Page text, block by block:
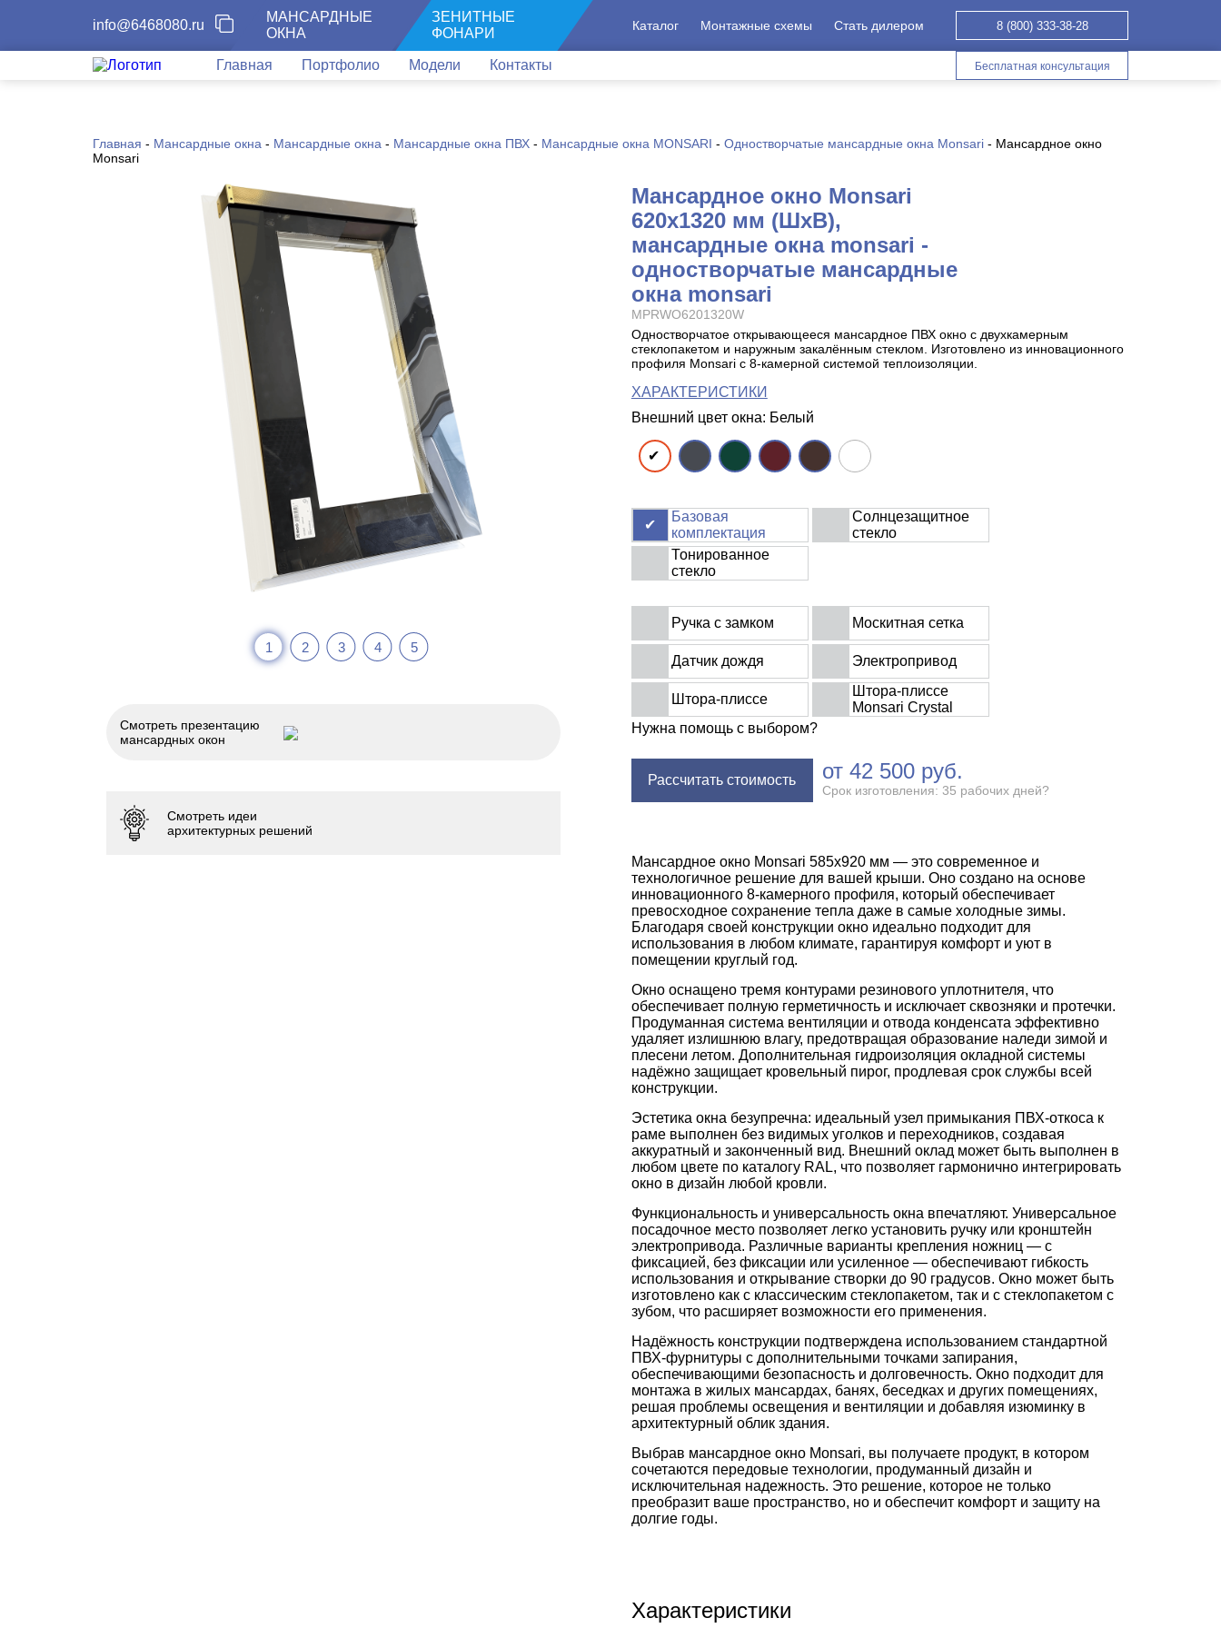
info@6468080.ru
МАНСАРДНЫЕ
ОКНА
ЗЕНИТНЫЕ
ФОНАРИ
Каталог Монтажные схемы Стать дилером 8 (800) 333-38-28
Главная Портфолио Модели Контакты Бесплатная консультация
Главная - Мансардные окна - Мансардные окна - Мансардные окна ПВХ - Мансардные окна MONSARI - Одностворчатые мансардные окна Monsari - Мансардное окно
Monsari
1 2 3 4 5
Мансардное окно Monsari
620x1320 мм (ШхВ),
мансардные окна monsari -
одностворчатые мансардные
окна monsari
MPRWO6201320W
Одностворчатое открывающееся мансардное ПВХ окно с двухкамерным
стеклопакетом и наружным закалённым стеклом. Изготовлено из инновационного
профиля Monsari с 8-камерной системой теплоизоляции.
ХАРАКТЕРИСТИКИ
Внешний цвет окна: Белый
Базовая
комплектация
Солнцезащитное
стекло
Тонированное
стекло
Ручка с замком Москитная сетка
Датчик дождя Электропривод
Штора-плиссе
Штора-плиссе
Monsari Crystal
Нужна помощь с выбором?
Рассчитать стоимость от 42 500 руб.
Срок изготовления: 35 рабочих дней?
Мансардное окно Monsari 585х920 мм — это современное и
технологичное решение для вашей крыши. Оно создано на основе
инновационного 8-камерного профиля, который обеспечивает
превосходное сохранение тепла даже в самые холодные зимы.
Благодаря своей конструкции окно идеально подходит для
использования в любом климате, гарантируя комфорт и уют в
помещении круглый год.
Окно оснащено тремя контурами резинового уплотнителя, что
обеспечивает полную герметичность и исключает сквозняки и протечки.
Продуманная система вентиляции и отвода конденсата эффективно
удаляет излишнюю влагу, предотвращая образование наледи зимой и
плесени летом. Дополнительная гидроизоляция окладной системы
надёжно защищает кровельный пирог, продлевая срок службы всей
конструкции.
Эстетика окна безупречна: идеальный узел примыкания ПВХ-откоса к
раме выполнен без видимых уголков и переходников, создавая
аккуратный и законченный вид. Внешний оклад может быть выполнен в
любом цвете по каталогу RAL, что позволяет гармонично интегрировать
окно в дизайн любой кровли.
Функциональность и универсальность окна впечатляют. Универсальное
посадочное место позволяет легко установить ручку или кронштейн
электропривода. Различные варианты крепления ножниц — с
фиксацией, без фиксации или усиленное — обеспечивают гибкость
использования и открывание створки до 90 градусов. Окно может быть
изготовлено как с классическим стеклопакетом, так и с стеклопакетом с
зубом, что расширяет возможности его применения.
Надёжность конструкции подтверждена использованием стандартной
ПВХ-фурнитуры с дополнительными точками запирания,
обеспечивающими безопасность и долговечность. Окно подходит для
монтажа в жилых мансардах, банях, беседках и других помещениях,
решая проблемы освещения и вентиляции и добавляя изюминку в
архитектурный облик здания.
Выбрав мансардное окно Monsari, вы получаете продукт, в котором
сочетаются передовые технологии, продуманный дизайн и
исключительная надежность. Это решение, которое не только
преобразит ваше пространство, но и обеспечит комфорт и защиту на
долгие годы.
Характеристики
Смотреть презентацию
мансардных окон